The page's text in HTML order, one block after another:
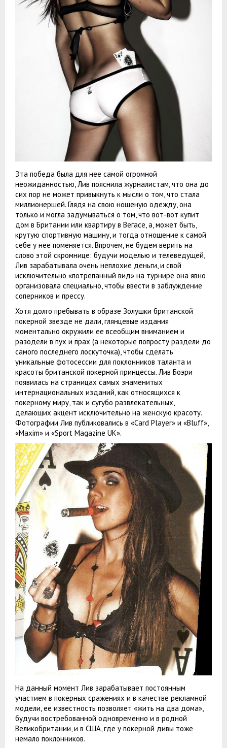
Эта победа была для нее самой огромной
неожиданностью, Лив пояснила журналистам, что она до
сих пор не может привыкнуть к мысли о том, что стала
миллионершей. Глядя на свою ношеную одежду, она
только и могла задумываться о том, что вот-вот купит
дом в Британии или квартиру в Вегасе, а, может быть,
крутую спортивную машину, и тогда отношение к самой
себе у нее поменяется. Впрочем, не будем верить на
слово этой скромнице: будучи моделью и телеведущей,
Лив зарабатывала очень неплохие деньги, и свой
исключительно «потрепанный вид» на турнире она явно
организовала специально, чтобы ввести в заблуждение
соперников и прессу.
Хотя долго пребывать в образе Золушки британской
покерной звезде не дали, глянцевые издания
моментально окружили ее всеобщим вниманием и
разодели в пух и прах (а некоторые попросту раздели до
самого последнего лоскуточка), чтобы сделать
уникальные фотосессии для поклонников таланта и
красоты британской покерной принцессы. Лив Боэри
появилась на страницах самых знаменитых
интернациональных изданий, как относящихся к
покерному миру, так и сугубо развлекательных,
делающих акцент исключительно на женскую красоту.
Фотографии Лив публиковались в «Card Player» и «Bluff»,
«Maxim» и «Sport Magazine UK».
На данный момент Лив зарабатывает постоянным
участием в покерных сражениях и в качестве рекламной
модели, ее известность позволяет «жить на два дома»,
будучи востребованной одновременно и в родной
Великобритании, и в США, где у покерной дивы тоже
немало поклонников.